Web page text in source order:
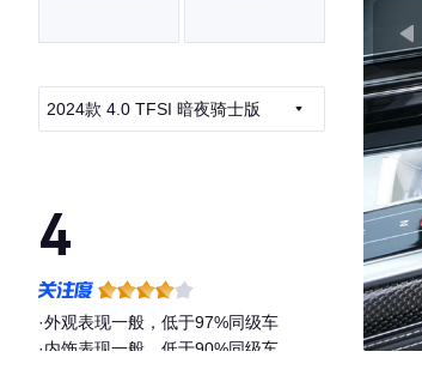
2024款 4.0 TFSI 暗夜骑士版
4
·外观表现一般，低于97%同级车
·内饰表现一般，低于90%同级车